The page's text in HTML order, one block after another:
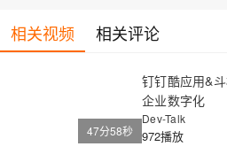
相关视频 相关评论
47分58秒
钉钉酷应用&
企业数字化
Dev-Talk
972播放